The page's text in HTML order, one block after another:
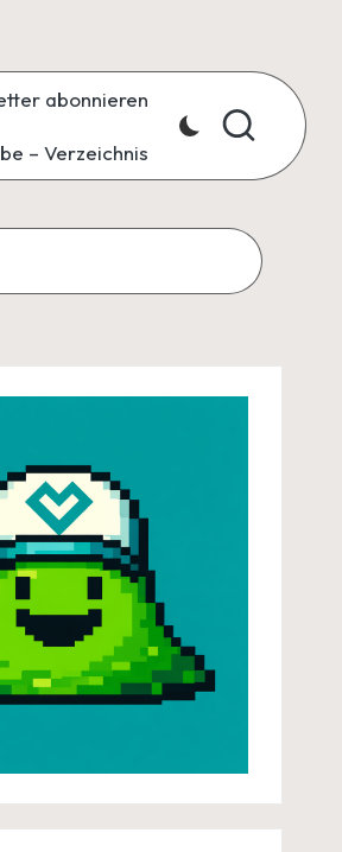
abonnieren
– Verzeichnis